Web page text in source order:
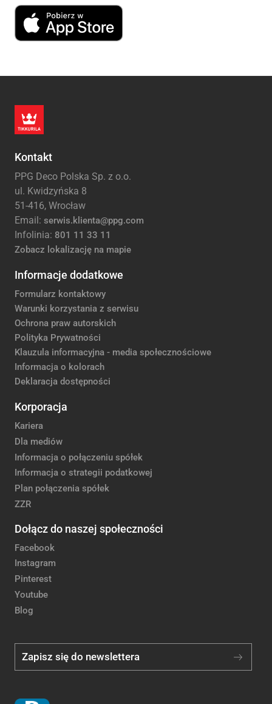
Kontakt
PPG Deco Polska Sp. z o.o.
ul. Kwidzyńska 8
51-416, Wrocław
Email: serwis.klienta@ppg.com
Infolinia: 801 11 33 11
Zobacz lokalizację na mapie
Informacje dodatkowe
Formularz kontaktowy
Warunki korzystania z serwisu
Ochrona praw autorskich
Polityka Prywatności
Klauzula informacyjna - media społecznościowe
Informacja o kolorach
Deklaracja dostępności
Korporacja
Kariera
Dla mediów
Informacja o połączeniu spółek
Informacja o strategii podatkowej
Plan połączenia spółek
ZZR
Dołącz do naszej społeczności
Facebook
Instagram
Pinterest
Youtube
Blog
Zapisz się do newslettera